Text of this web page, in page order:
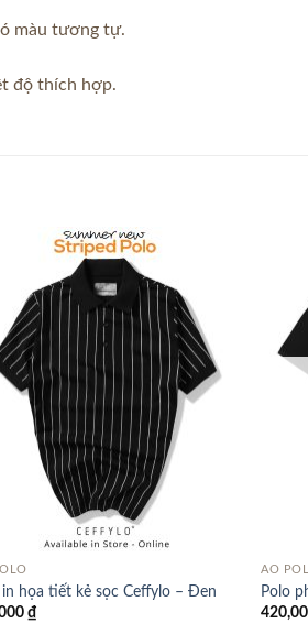
màu tương tự.
độ thích hợp.
in họa tiết kẻ sọc Ceffylo – Đen
₫
ÁO
Polo